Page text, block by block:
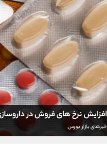
افزایش نرخ های فروش در
خبرهای بازار بورس